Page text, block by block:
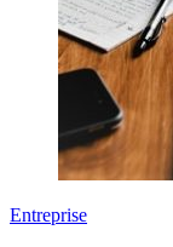
Entreprise